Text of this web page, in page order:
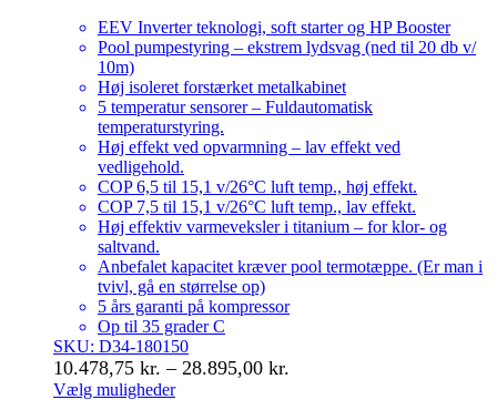
EEV Inverter teknologi, soft starter og HP Booster
Pool pumpestyring – ekstrem lydsvag (ned til 20 db v/
10m)
Høj isoleret forstærket metalkabinet
5 temperatur sensorer – Fuldautomatisk
temperaturstyring.
Høj effekt ved opvarmning – lav effekt ved
vedligehold.
COP 6,5 til 15,1 v/26°C luft temp., høj effekt.
COP 7,5 til 15,1 v/26°C luft temp., lav effekt.
Høj effektiv varmeveksler i titanium – for klor- og
saltvand.
Anbefalet kapacitet kræver pool termotæppe. (Er man i
tvivl, gå en størrelse op)
5 års garanti på kompressor
Op til 35 grader C
SKU: D34-180150
10.478,75 kr. – 28.895,00 kr.
Vælg muligheder